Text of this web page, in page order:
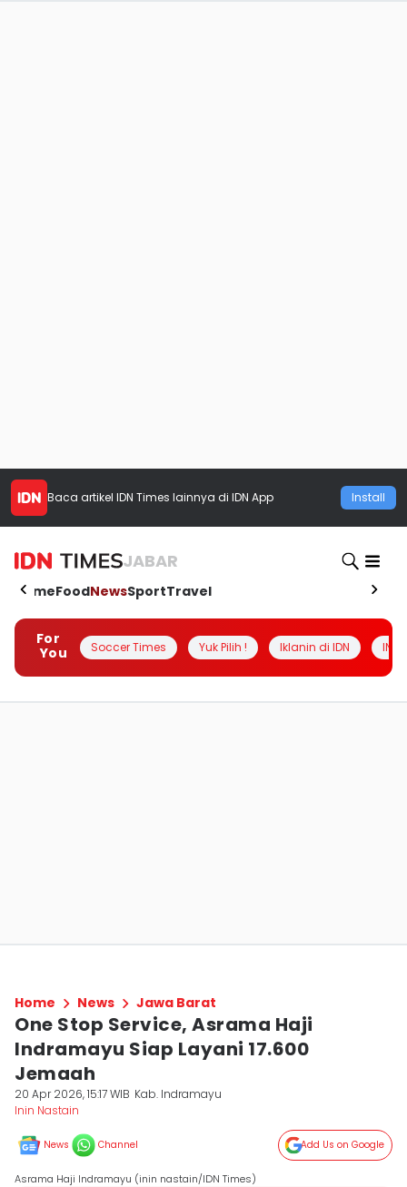
Baca artikel IDN Times lainnya di IDN App Install
JABAR
HomeFoodNewsSportTravel
For
You
Soccer Times Yuk Pilih ! Iklanin di IDN
Home News Jawa Barat
One Stop Service, Asrama Haji
Indramayu Siap Layani 17.600
Jemaah
20 Apr 2026, 15:17 WIB Kab. Indramayu
Inin Nastain
News Channel Add Us on Google
Asrama Haji Indramayu (inin nastain/IDN Times)